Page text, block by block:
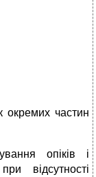
окремих частин
опіків і
відсутності